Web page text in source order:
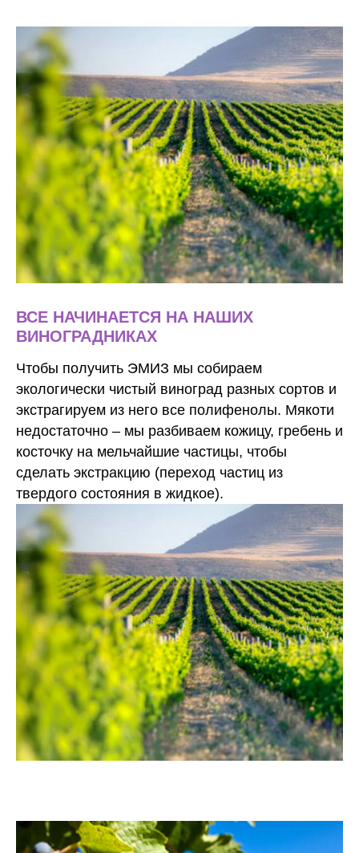
ВСЕ НАЧИНАЕТСЯ НА НАШИХ
ВИНОГРАДНИКАХ
Чтобы получить ЭМИЗ мы собираем
экологически чистый виноград разных сортов и
экстрагируем из него все полифенолы. Мякоти
недостаточно – мы разбиваем кожицу, гребень и
косточку на мельчайшие частицы, чтобы
сделать экстракцию (переход частиц из
твердого состояния в жидкое).